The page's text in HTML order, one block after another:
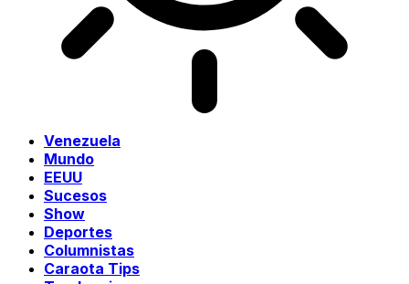
Venezuela
Mundo
EEUU
Sucesos
Show
Deportes
Columnistas
Caraota Tips